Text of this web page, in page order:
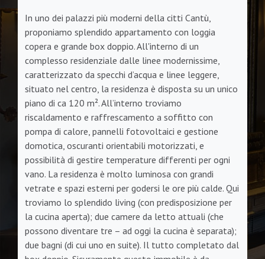
In uno dei palazzi più moderni della citti Cantù,
proponiamo splendido appartamento con loggia
copera e grande box doppio. All'interno di un
complesso residenziale dalle linee modernissime,
caratterizzato da specchi d’acqua e linee leggere,
situato nel centro, la residenza è disposta su un unico
piano di ca 120 m². All’interno troviamo
riscaldamento e raffrescamento a soffitto con
pompa di calore, pannelli fotovoltaici e gestione
domotica, oscuranti orientabili motorizzati, e
possibilità di gestire temperature differenti per ogni
vano. La residenza è molto luminosa con grandi
vetrate e spazi esterni per godersi le ore più calde. Qui
troviamo lo splendido living (con predisposizione per
la cucina aperta); due camere da letto attuali (che
possono diventare tre – ad oggi la cucina è separata);
due bagni (di cui uno en suite). Il tutto completato dal